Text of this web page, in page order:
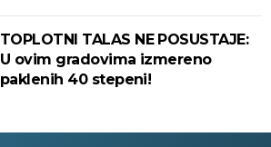
TOPLOTNI TALAS NE POSUSTAJE:
U ovim gradovima izmereno
paklenih 40 stepeni!